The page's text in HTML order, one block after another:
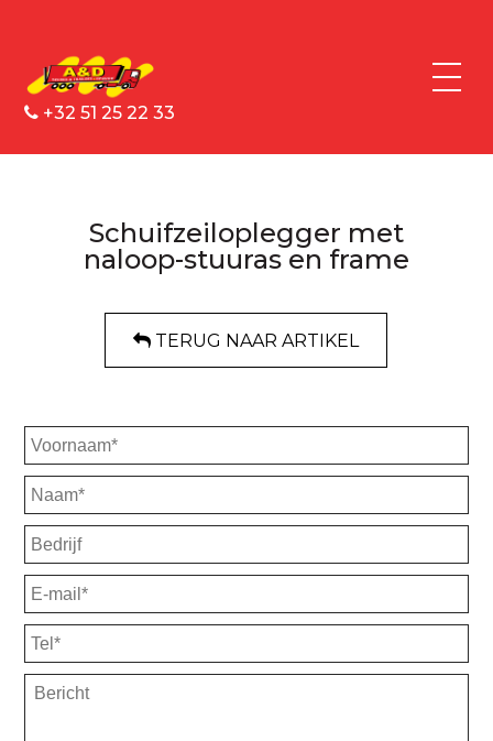
+32 51 25 22 33
Schuifzeiloplegger met
naloop-stuuras en frame
TERUG NAAR ARTIKEL